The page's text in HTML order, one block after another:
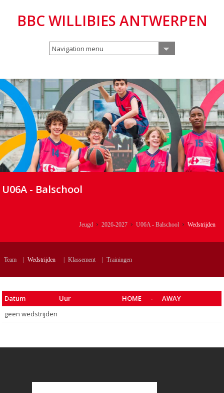
BBC WILLIBIES ANTWERPEN
Navigation menu
U06A - Balschool
Jeugd 2026-2027 U06A - Balschool Wedstrijden
Team Wedstrijden Klassement Trainingen
Datum Uur HOME -
AWAY
geen wedstrijden